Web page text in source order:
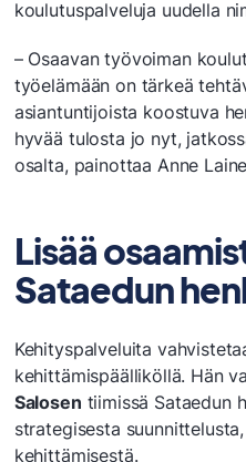
koulutuspalveluja uudella
– Osaavan työvoiman
työelämään on tärkeä
asiantuntijoista koostuva
hyvää tulosta jo nyt,
osalta, painottaa Anne
Lisää
Sataedun
Kehityspalveluita
kehittämispäälliköllä. Hän
Salosen tiimissä Sataedun
strategisesta
kehittämisestä.